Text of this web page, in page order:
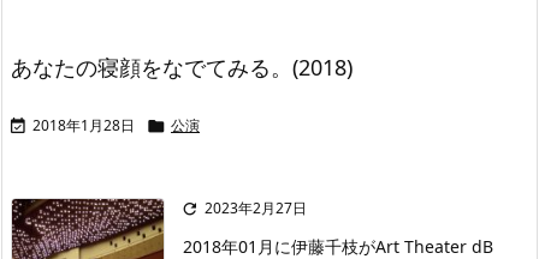
あなたの寝顔をなでてみる。(2018)
 2018年1月28日  公演
 2023年2月27日
2018年01月に伊藤千枝がArt Theater dB